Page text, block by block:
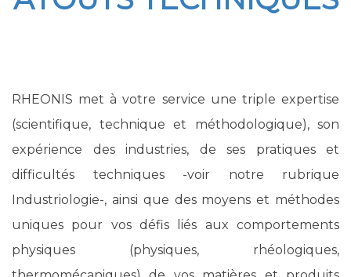
RHEONIS met à votre service une triple expertise
(scientifique, technique et méthodologique), son
expérience des industries, de ses pratiques et
difficultés techniques -voir notre rubrique
Industriologie-, ainsi que des moyens et méthodes
uniques pour vos défis liés aux comportements
physiques (physiques, rhéologiques,